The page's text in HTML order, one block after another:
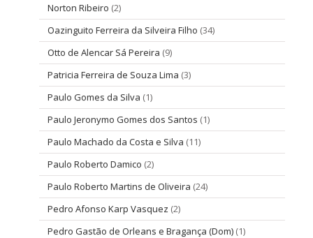
Norton Ribeiro (2)
Oazinguito Ferreira da Silveira Filho (34)
Otto de Alencar Sá Pereira (9)
Patricia Ferreira de Souza Lima (3)
Paulo Gomes da Silva (1)
Paulo Jeronymo Gomes dos Santos (1)
Paulo Machado da Costa e Silva (11)
Paulo Roberto Damico (2)
Paulo Roberto Martins de Oliveira (24)
Pedro Afonso Karp Vasquez (2)
Pedro Gastão de Orleans e Bragança (Dom) (1)